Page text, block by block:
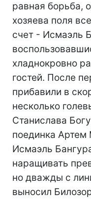
равная борьба,
хозяева поля
счет - Исмаэль
хладнокровно
гостей. После
прибавили в
несколько
Станислава
поединка Артем
Исмаэль
наращивать
но дважды с
выносил